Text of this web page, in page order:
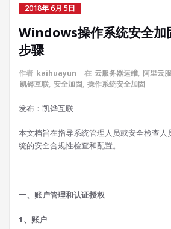
2018年 6月 5日
Windows操作系统安全加
步骤
作者 kaihuayun 在 云服务器运维, 阿里云
凯铧互联, 安全加固, 操作系统安全加固
发布：凯铧互联
本文档旨在指导系统管理人员或安全检查
统的安全合规性检查和配置。
一、账户管理和认证授权
1、账户